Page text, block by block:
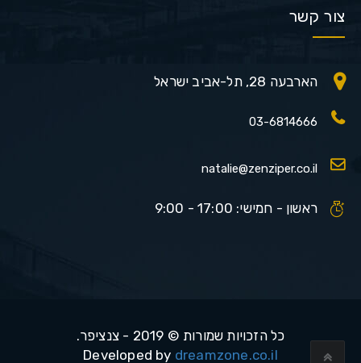
צור קשר
הארבעה 28, תל-אביב ישראל
03-6814666
natalie@zenziper.co.il
ראשון - חמישי: 17:00 - 9:00
כל הזכויות שמורות © 2019 - צנציפר.
Developed by dreamzone.co.il